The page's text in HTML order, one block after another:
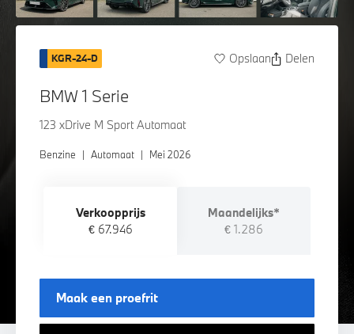
KGR-24-D Opslaan Delen
BMW 1 Serie
123 xDrive M Sport Automaat
Benzine | Automaat | Mei 2026
Verkoopprijs
€ 67.946
Maandelijks*
€ 1.286
Maak een proefrit